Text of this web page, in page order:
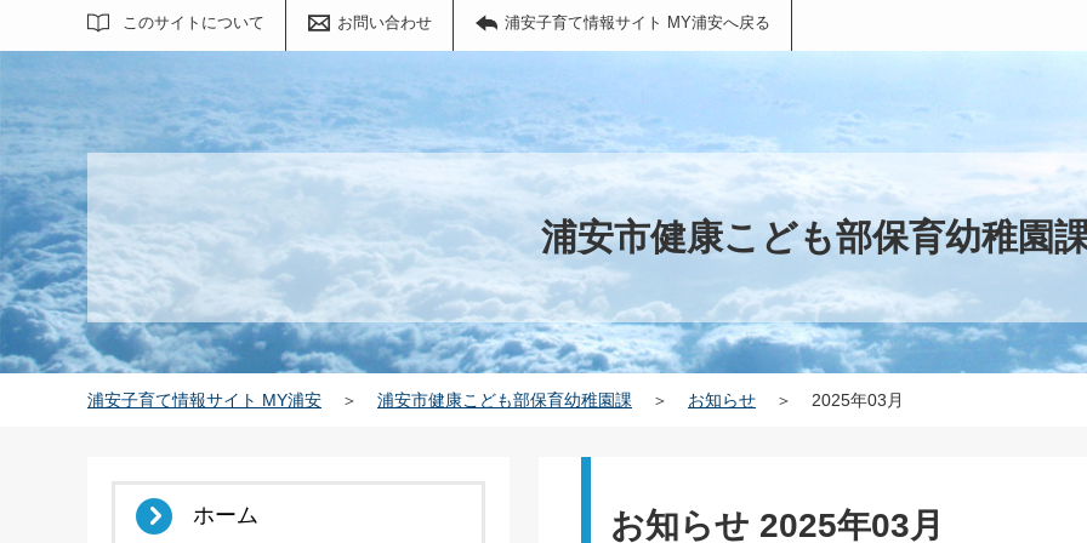
このサイトについて お問い合わせ 浦安子育て情報サイト MY浦安へ戻る
サイト内検索
浦安市健康こども部保育幼稚園
浦安子育て情報サイト MY浦安 ＞ 浦安市健康こども部保育幼稚園課 ＞ お知らせ ＞ 2025年03月
お知らせ 2025年03月
ホーム